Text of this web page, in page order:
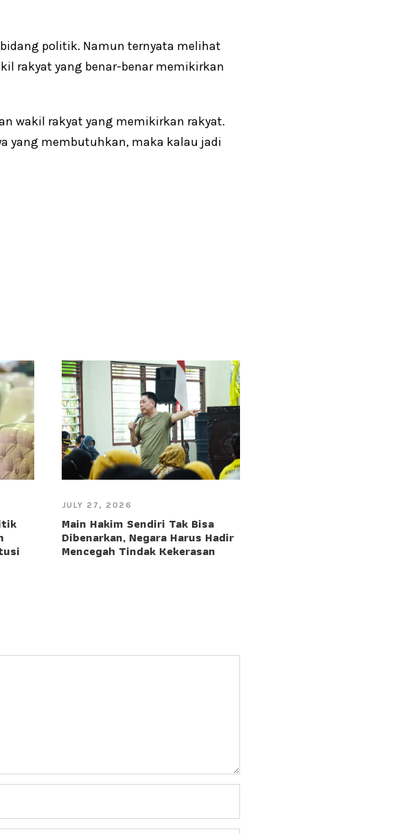
politik. Namun ternyata melihat
rakyat yang benar-benar memikirkan
wakil rakyat yang memikirkan rakyat.
yang membutuhkan, maka kalau jadi
JULY 27, 2026
Main Hakim Sendiri Tak Bisa
Dibenarkan, Negara Harus Hadir
Mencegah Tindak Kekerasan